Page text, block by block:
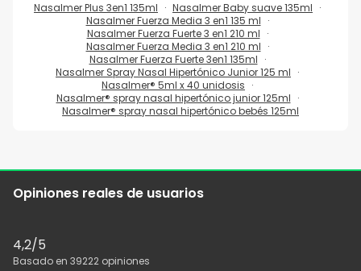
Nasalmer Plus 3en1 135ml
Nasalmer Baby suave 135ml
Nasalmer Fuerza Media 3 en1 135 ml
Nasalmer Fuerza Fuerte 3 en1 210 ml
Nasalmer Fuerza Media 3 en1 210 ml
Nasalmer Fuerza Fuerte 3en1 135ml
Nasalmer Spray Nasal Hipertónico Junior 125 ml
Nasalmer® 5ml x 40 unidosis
Nasalmer® spray nasal hipertónico junior 125ml
Nasalmer® spray nasal hipertónico bebés 125ml
Opiniones reales de usuarios
4,2/5
Basado en 39222 opiniones